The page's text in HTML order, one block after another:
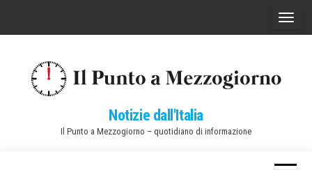
C
Notizie dall'Italia
Il Punto a Mezzogiorno – quotidiano di informazione